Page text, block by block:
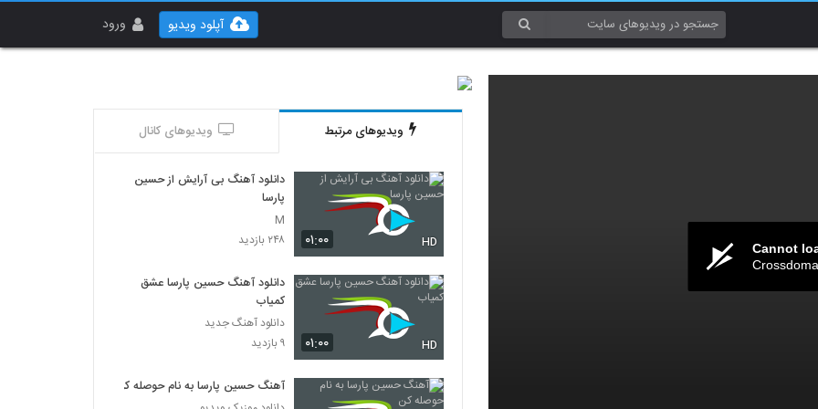
ورود آپلود ویدیو
Cannot
ویدیوهای مرتبط ویدیوهای کانال
۰۱:۰۰ HD
دانلود آهنگ بی آرایش از حسین
پارسا
M
۲۴۸ بازدید
۰۱:۰۰ HD
دانلود آهنگ حسین پارسا عشق
کمیاب
دانلود آهنگ جدید
۹ بازدید
آهنگ حسین پارسا به نام حوصله کن